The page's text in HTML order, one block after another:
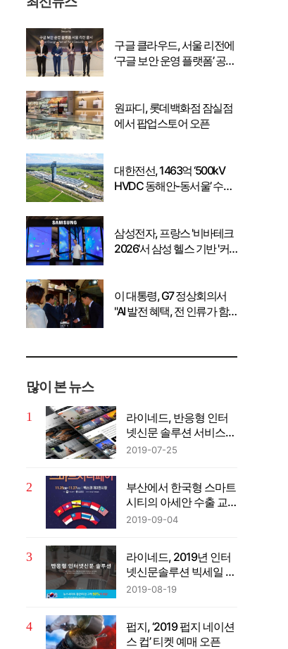
구글 클라우드, 서울 리전에
‘구글 보안 운영 플랫폼’ 공식
원파디, 롯데백화점 잠실점
에서 팝업스토어 오픈
대한전선, 1463억 ‘500kV
HVDC 동해안-동서울’ 수
삼성전자, 프랑스 '비바테크
2026'서 삼성 헬스 기반 '커
이 대통령, G7 정상회의서
"AI 발전 혜택, 전 인류가 함
많이 본 뉴스
라이네드, 반응형 인터
넷신문 솔루션 서비스…
이벤트 진행중
2019-07-25
부산에서 한국형 스마트
시티의 아세안 수출 교
두보 마련
2019-09-04
라이네드, 2019년 인터
넷신문솔루션 빅세일 이
벤트 진행중
2019-08-19
펍지, ‘2019 펍지 네이션
스 컵’ 티켓 예매 오픈